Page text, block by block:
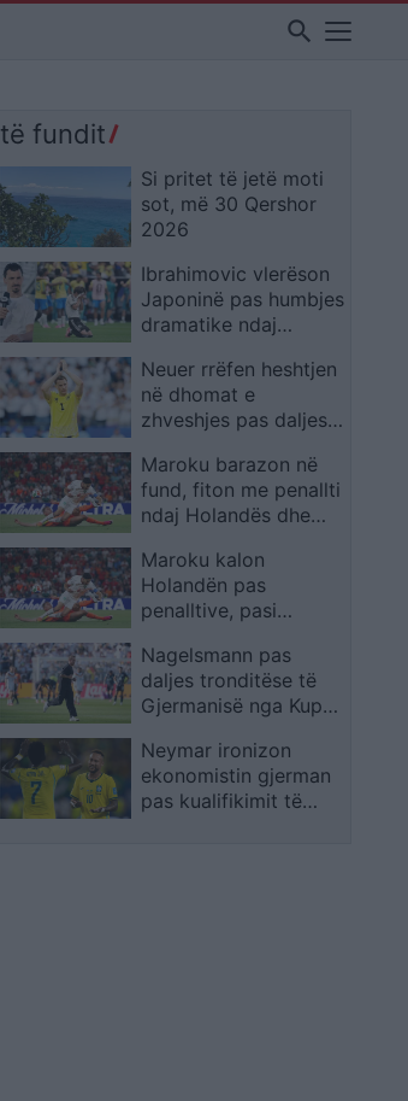
search
të fundit
Si pritet të jetë moti
sot, më 30 Qershor
2026
Ibrahimovic vlerëson
Japoninë pas humbjes
dramatike ndaj
tepër
Neuer rrëfen heshtjen
në dhomat e
zhveshjes pas daljes
konfirmon largimin
nga kombëtarja
Maroku barazon në
fund, fiton me penallti
ndaj Holandës dhe
Maroku kalon
Holandën pas
penalltive, pasi
Nagelsmann pas
daljes tronditëse të
Gjermanisë nga Kupa
gatshëm të vazhdoj
Neymar ironizon
ekonomistin gjerman
pas kualifikimit të